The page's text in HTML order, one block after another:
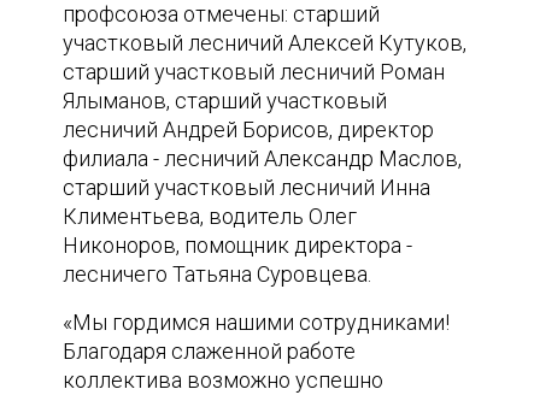
профсоюза отмечены: старший
участковый лесничий Алексей Кутуков,
старший участковый лесничий Роман
Ялыманов, старший участковый
лесничий Андрей Борисов, директор
филиала - лесничий Александр Маслов,
старший участковый лесничий Инна
Климентьева, водитель Олег
Никоноров, помощник директора -
лесничего Татьяна Суровцева.
«Мы гордимся нашими сотрудниками!
Благодаря слаженной работе
коллектива возможно успешно